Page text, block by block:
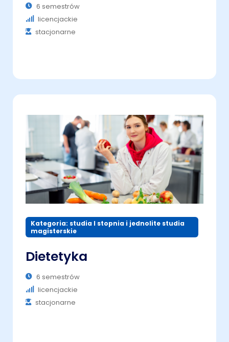
6 semestrów
licencjackie
stacjonarne
Kategoria: studia I stopnia i jednolite studia
magisterskie
Dietetyka
6 semestrów
licencjackie
stacjonarne